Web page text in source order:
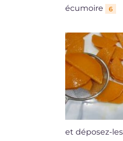
écumoire
6
et déposez-